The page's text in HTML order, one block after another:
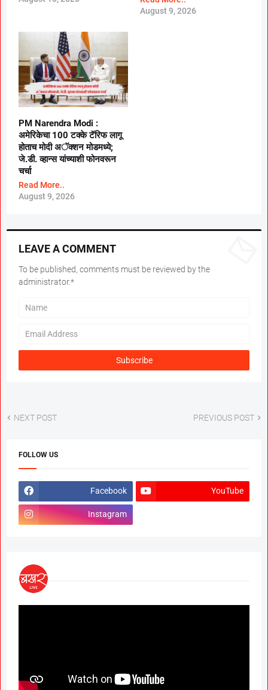
August 9, 2026
PM Narendra Modi :
अमेरिकेचा 100 टक्के टॅरिफ लागू
होताच मोदी अॅक्शन मोडमध्ये;
जे.डी. व्हान्स यांच्याशी फोनवरून
चर्चा
Read More..
August 9, 2026
LEAVE A COMMENT
To be published, comments must be reviewed by the
administrator.*
NEXT POST PREVIOUS POST
FOLLOW US
Facebook YouTube
Instagram